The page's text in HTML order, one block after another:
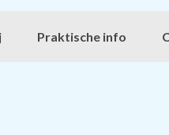
Praktische info